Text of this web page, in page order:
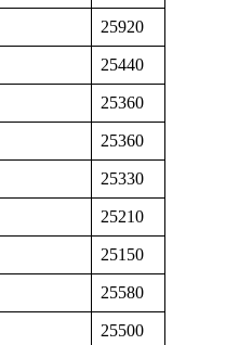
25920
25440
25360
25360
25330
25210
25150
25580
25500